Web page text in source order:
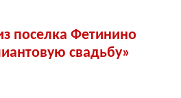
поселка Фетинино
свадьбу»